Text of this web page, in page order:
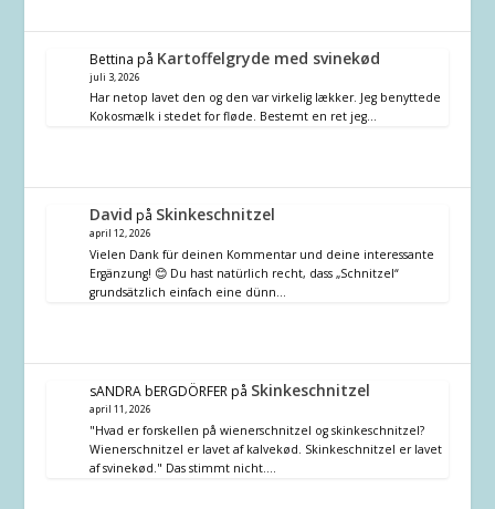
Bettina på Kartoffelgryde med svinekød
juli 3, 2026
Har netop lavet den og den var virkelig lækker. Jeg benyttede
Kokosmælk i stedet for fløde. Bestemt en ret jeg…
David på Skinkeschnitzel
april 12, 2026
Vielen Dank für deinen Kommentar und deine interessante
Ergänzung! 😊 Du hast natürlich recht, dass „Schnitzel“
grundsätzlich einfach eine dünn…
sANDRA bERGDÖRFERpå Skinkeschnitzel
april 11, 2026
"Hvad er forskellen på wienerschnitzel og skinkeschnitzel?
Wienerschnitzel er lavet af kalvekød. Skinkeschnitzel er lavet
af svinekød." Das stimmt nicht.…